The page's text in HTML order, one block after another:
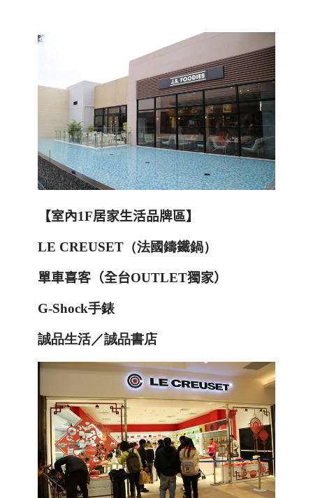
【室內1F居家生活品牌區】
LE CREUSET （法國鑄鐵鍋）
單車喜客（全台OUTLET獨家）
G-Shock手錶
誠品生活／誠品書店